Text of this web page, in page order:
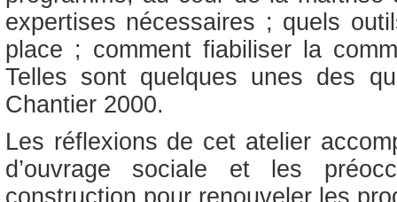
expertises nécessaires ; quels
place ; comment fiabiliser la
Telles sont quelques unes des
Chantier 2000.
Les réflexions de cet atelier
d’ouvrage sociale et les
construction pour renouveler les